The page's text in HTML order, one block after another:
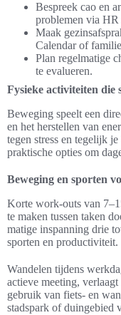
Bespreek cao en
problemen via HR
Maak
Calendar of
Plan regelmatige
te evalueren.
Fysieke activiteiten die
Beweging speelt een
en het herstellen van
tegen stress en tegelijk
praktische opties om
Beweging en sporten
Korte work-outs van
te maken tussen taken
matige inspanning drie
sporten en productiviteit.
Wandelen tijdens
actieve meeting,
gebruik van fiets- en
stadspark of duingebied